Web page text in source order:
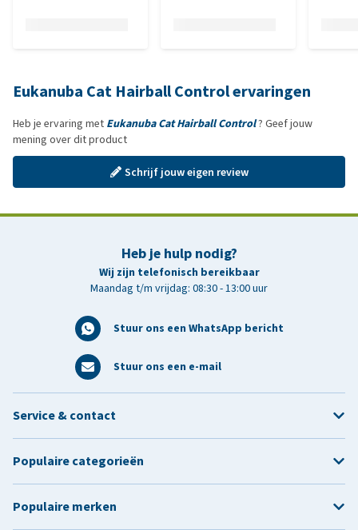
Eukanuba Cat Hairball Control ervaringen
Heb je ervaring met Eukanuba Cat Hairball Control? Geef jouw
mening over dit product
Schrijf jouw eigen review
Heb je hulp nodig?
Wij zijn telefonisch bereikbaar
Maandag t/m vrijdag: 08:30 - 13:00 uur
Stuur ons een WhatsApp bericht
Stuur ons een e-mail
Service & contact
Populaire categorieën
Populaire merken